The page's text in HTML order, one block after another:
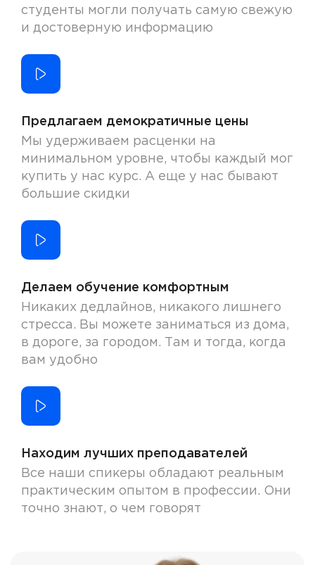
студенты могли получать самую свежую
и достоверную информацию
Предлагаем демократичные цены
Мы удерживаем расценки на
минимальном уровне, чтобы каждый мог
купить у нас курс. А еще у нас бывают
большие скидки
Делаем обучение комфортным
Никаких дедлайнов, никакого лишнего
стресса. Вы можете заниматься из дома,
в дороге, за городом. Там и тогда, когда
вам удобно
Находим лучших преподавателей
Все наши спикеры обладают реальным
практическим опытом в профессии. Они
точно знают, о чем говорят